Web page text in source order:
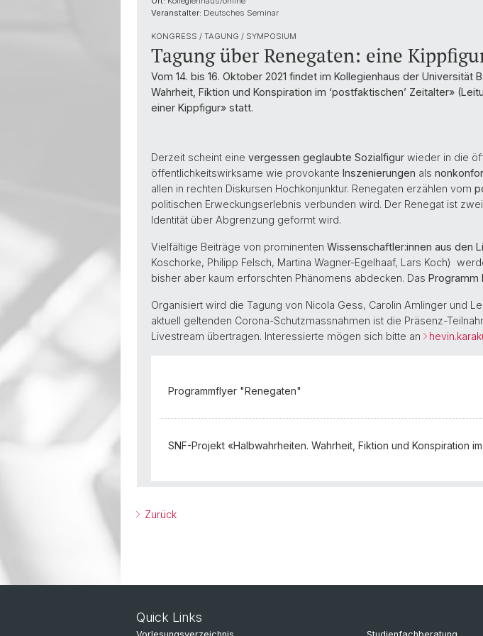
Veranstalter: Deutsches Seminar
KONGRESS / TAGUNG / SYMPOSIUM
Tagung über Renegaten: eine
Vom 14. bis 16. Oktober 2021 findet im Kollegienhaus der
Wahrheit, Fiktion und Konspiration im ‘postfaktischen’ Zeitalter»
einer Kippfigur» statt.
Derzeit scheint eine vergessen geglaubte Sozialfigur wieder in die
öffentlichkeitswirksame wie provokante Inszenierungen als
allen in rechten Diskursen Hochkonjunktur. Renegaten erzählen vom
politischen Erweckungserlebnis verbunden wird. Der Renegat ist
Identität über Abgrenzung geformt wird.
Vielfältige Beiträge von prominenten Wissenschaftler:innen aus den
Koschorke, Philipp Felsch, Martina Wagner-Egelhaaf, Lars Koch)
bisher aber kaum erforschten Phänomens abdecken. Das Programm
Organisiert wird die Tagung von Nicola Gess, Carolin Amlinger und
aktuell geltenden Corona-Schutzmassnahmen ist die Präsenz-
Livestream übertragen. Interessierte mögen sich bitte an
Programmflyer "Renegaten"
SNF-Projekt «Halbwahrheiten. Wahrheit, Fiktion und Konspiration
Zurück
Quick Links